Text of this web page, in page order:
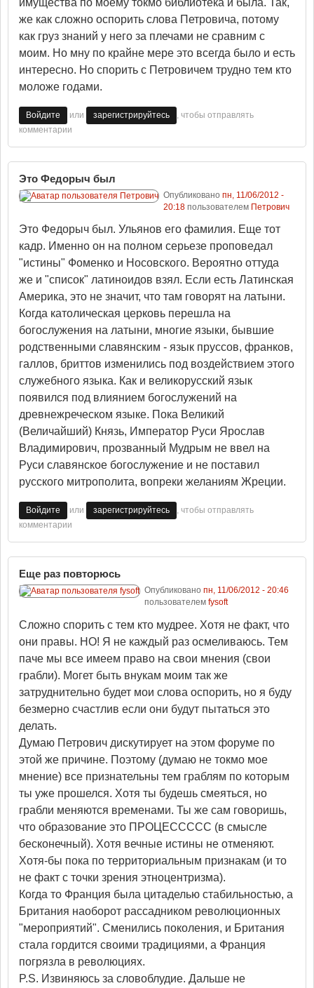
имущества по моему токмо библиотека и была. Так,
же как сложно оспорить слова Петровича, потому
как груз знаний у него за плечами не сравним с
моим. Но мну по крайне мере это всегда было и есть
интересно. Но спорить с Петровичем трудно тем кто
моложе годами.
Войдите или зарегистрируйтесь
, чтобы отправлять
комментарии
Это Федорыч был
Опубликовано пн, 11/06/2012 -
20:18пользователем Петрович
Это Федорыч был. Ульянов его фамилия. Еще тот
кадр. Именно он на полном серьезе проповедал
"истины" Фоменко и Носовского. Вероятно оттуда
же и "список" латиноидов взял. Если есть Латинская
Америка, это не значит, что там говорят на латыни.
Когда католическая церковь перешла на
богослужения на латыни, многие языки, бывшие
родственными славянским - язык пруссов, франков,
галлов, бриттов изменились под воздействием этого
служебного языка. Как и великорусский язык
появился под влиянием богослужений на
древнежреческом языке. Пока Великий
(Величайший) Князь, Император Руси Ярослав
Владимирович, прозванный Мудрым не ввел на
Руси славянское богослужение и не поставил
русского митрополита, вопреки желаниям Жреции.
Войдите или зарегистрируйтесь
, чтобы отправлять
комментарии
Еще раз повторюсь
Опубликовано пн, 11/06/2012 - 20:46
пользователем fysoft
Сложно спорить с тем кто мудрее. Хотя не факт, что
они правы. НО! Я не каждый раз осмеливаюсь. Тем
паче мы все имеем право на свои мнения (свои
грабли). Могет быть внукам моим так же
затруднительно будет мои слова оспорить, но я буду
безмерно счастлив если они будут пытаться это
делать.
Думаю Петрович дискутирует на этом форуме по
этой же причине. Поэтому (думаю не токмо мое
мнение) все признательны тем граблям по которым
ты уже прошелся. Хотя ты будешь смеяться, но
грабли меняются временами. Ты же сам говоришь,
что образование это ПРОЦЕССССС (в смысле
бесконечный). Хотя вечные истины не отменяют.
Хотя-бы пока по территориальным признакам (и то
не факт с точки зрения этноцентризма).
Когда то Франция была цитаделью стабильностью, а
Британия наоборот рассадником революционных
"мероприятий". Сменились поколения, и Британия
стала гордится своими традициями, а Франция
погрязла в революциях.
P.S. Извиняюсь за словоблудие. Дальше не